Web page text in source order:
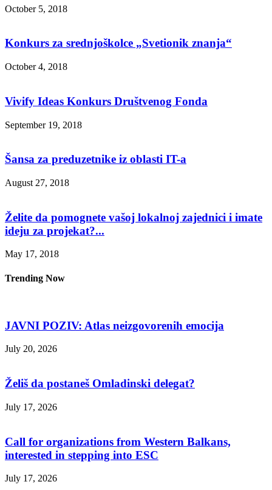
October 5, 2018
Konkurs za srednjoškolce „Svetionik znanja“
October 4, 2018
Vivify Ideas Konkurs Društvenog Fonda
September 19, 2018
Šansa za preduzetnike iz oblasti IT-a
August 27, 2018
Želite da pomognete vašoj lokalnoj zajednici i imate
ideju za projekat?...
May 17, 2018
Trending Now
JAVNI POZIV: Atlas neizgovorenih emocija
July 20, 2026
Želiš da postaneš Omladinski delegat?
July 17, 2026
Call for organizations from Western Balkans,
interested in stepping into ESC
July 17, 2026